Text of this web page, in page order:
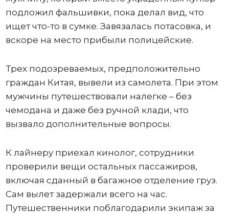
подложил фальшивки, пока делал вид, что
ищет что-то в сумке. Завязалась потасовка, и
вскоре на место прибыли полицейские.
Трех подозреваемых, предположительно
граждан Китая, вывели из самолета. При этом
мужчины путешествовали налегке – без
чемодана и даже без ручной клади, что
вызвало дополнительные вопросы.
К лайнеру приехал кинолог, сотрудники
проверили вещи остальных пассажиров,
включая сданный в багажное отделение груз.
Сам вылет задержали всего на час.
Путешественники поблагодарили экипаж за